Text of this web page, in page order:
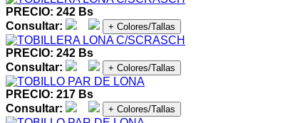
PRECIO: 242 Bs
Consultar:
+ Colores/Tallas
PRECIO: 242 Bs
Consultar:
+ Colores/Tallas
PRECIO: 217 Bs
Consultar:
+ Colores/Tallas